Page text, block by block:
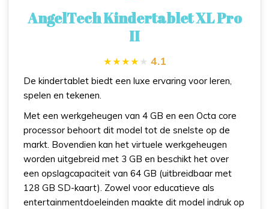
AngelTech Kindertablet XL Pro
II
4.1
De kindertablet biedt een luxe ervaring voor leren,
spelen en tekenen.
Met een werkgeheugen van 4 GB en een Octa core
processor behoort dit model tot de snelste op de
markt. Bovendien kan het virtuele werkgeheugen
worden uitgebreid met 3 GB en beschikt het over
een opslagcapaciteit van 64 GB (uitbreidbaar met
128 GB SD-kaart). Zowel voor educatieve als
entertainmentdoeleinden maakte dit model indruk op